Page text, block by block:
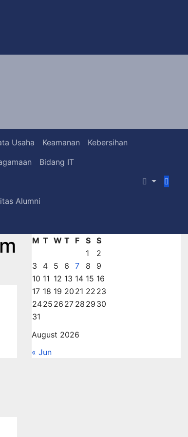
Usaha Keamanan
Kebersihan
Bidang IT
Alumni
August 2026
M T W T F S S
1
2
3
4 5 6 7 8
9
10 11 12 13 14 15 16
17 18 19 20 21 22 23
2425 26 27 28 29 30
31
« Jun